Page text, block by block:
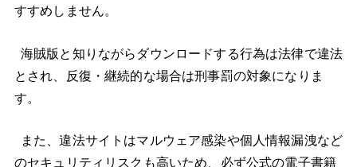
すすめしません。
海賊版と知りながらダウンロードする行為は法律で違法
とされ、反復・継続的な場合は刑事罰の対象になりま
す。
また、違法サイトはマルウェア感染や個人情報漏洩など
のセキュリティリスクも高いため、必ず公式の電子書籍